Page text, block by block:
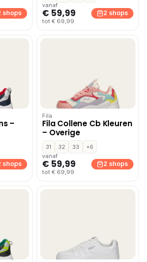
shops
vanaf
€ 59,99
tot € 69,99
2 shops
–
shops
Fila
Fila Collene Cb Kleuren
– Overige
31 32 33
+6
vanaf
€ 59,99
tot € 69,99
2 shops